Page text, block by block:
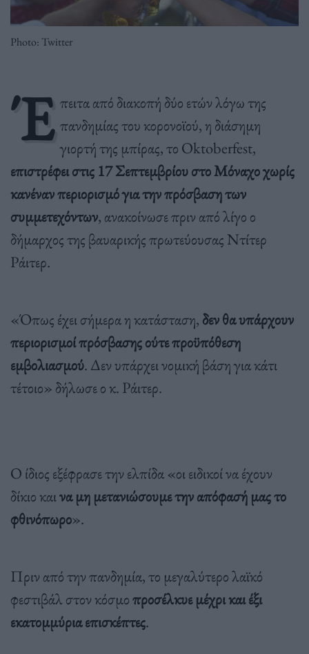
Photo: Twitter
Έ πειτα από διακοπή δύο ετών λόγω της
πανδημίας του κορονοϊού, η διάσημη
γιορτή της μπίρας, το Oktoberfest,
επιστρέφει στις 17 Σεπτεμβρίου στο Μόναχο χωρίς
κανέναν περιορισμό για την πρόσβαση των
συμμετεχόντων, ανακοίνωσε πριν από λίγο ο
δήμαρχος της βαυαρικής πρωτεύουσας Ντίτερ
Ράιτερ.
«Όπως έχει σήμερα η κατάσταση, δεν θα υπάρχουν
περιορισμοί πρόσβασης ούτε προϋπόθεση
εμβολιασμού. Δεν υπάρχει νομική βάση για κάτι
τέτοιο» δήλωσε ο κ. Ράιτερ.
Ο ίδιος εξέφρασε την ελπίδα «οι ειδικοί να έχουν
δίκιο καινα μη μετανιώσουμε την απόφασή μας το
φθινόπωρο».
Πριν από την πανδημία, το μεγαλύτερο λαϊκό
φεστιβάλ στον κόσμοπροσέλκυε μέχρι και έξι
εκατομμύρια επισκέπτες.